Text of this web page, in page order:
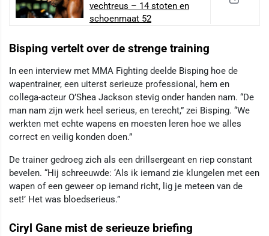
vechtreus – 14 stoten en
schoenmaat 52
Bisping vertelt over de strenge training
In een interview met MMA Fighting deelde Bisping hoe de
wapentrainer, een uiterst serieuze professional, hem en
collega-acteur O’Shea Jackson stevig onder handen nam. “De
man nam zijn werk heel serieus, en terecht,” zei Bisping. “We
werkten met echte wapens en moesten leren hoe we alles
correct en veilig konden doen.”
De trainer gedroeg zich als een drillsergeant en riep constant
bevelen. “Hij schreeuwde: ‘Als ik iemand zie klungelen met een
wapen of een geweer op iemand richt, lig je meteen van de
set!’ Het was bloedserieus.”
Ciryl Gane mist de serieuze briefing